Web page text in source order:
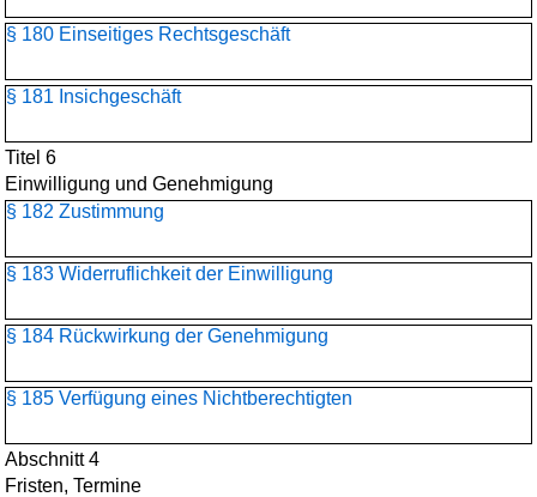
§ 180 Einseitiges Rechtsgeschäft
§ 181 Insichgeschäft
Titel 6
Einwilligung und Genehmigung
§ 182 Zustimmung
§ 183 Widerruflichkeit der Einwilligung
§ 184 Rückwirkung der Genehmigung
§ 185 Verfügung eines Nichtberechtigten
Abschnitt 4
Fristen, Termine